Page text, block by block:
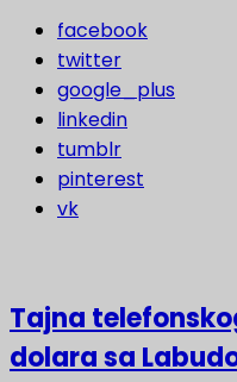
facebook
twitter
google_plus
linkedin
tumblr
pinterest
vk
Tajna
dolara sa